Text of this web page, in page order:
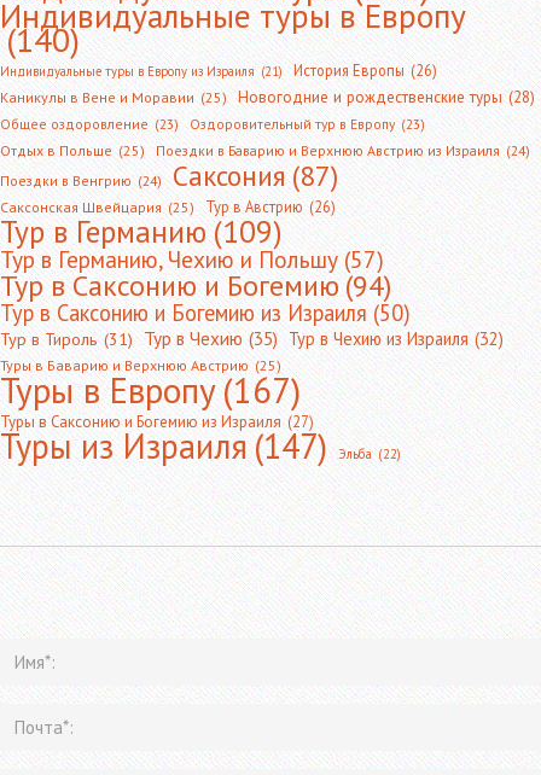
Индивидуальные туры в Европу
(140)
Индивидуальные туры в Европу из Израиля (21) История Европы (26)
Каникулы в Вене и Моравии (25) Новогодние и рождественские туры (28)
Общее оздоровление (23) Оздоровительный тур в Европу (23)
Отдых в Польше (25) Поездки в Баварию и Верхнюю Австрию из Израиля (24)
Поездки в Венгрию (24) Саксония(87)
Саксонская Швейцария (25) Тур в Австрию (26)
Тур в Германию (109)
Тур в Германию, Чехию и Польшу (57)
Тур в Саксонию и Богемию(94)
Тур в Саксонию и Богемию из Израиля (50)
Тур в Тироль (31) Тур в Чехию (35) Тур в Чехию из Израиля (32)
Туры в Баварию и Верхнюю Австрию (25)
Туры в Европу(167)
Туры в Саксонию и Богемию из Израиля (27)
Туры из Израиля(147) Эльба (22)